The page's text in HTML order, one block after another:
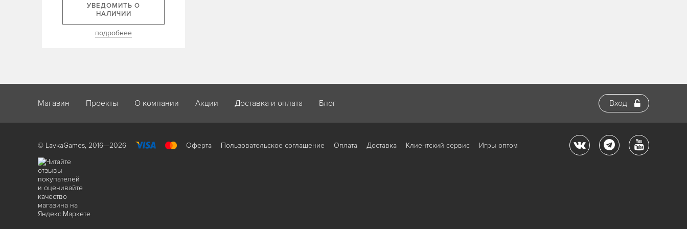
УВЕДОМИТЬ О
НАЛИЧИИ
подробнее
Магазин Проекты О компании Акции Доставка и оплата Блог Вход
© LavkaGames, 2016—2026 Оферта Пользовательское соглашение Оплата Доставка Клиентский сервис Игры оптом